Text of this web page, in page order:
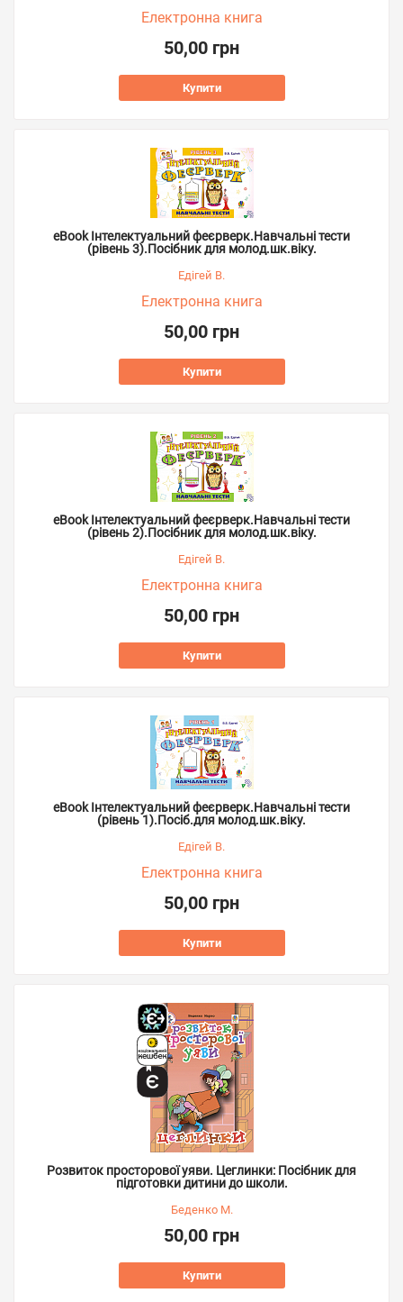
Електронна книга
50,00 грн
Купити
eBook Інтелектуальний феєрверк.Навчальні тести
(рівень 3).Посібник для молод.шк.віку.
Едігей В.
Електронна книга
50,00 грн
Купити
eBook Інтелектуальний феєрверк.Навчальні тести
(рівень 2).Посібник для молод.шк.віку.
Едігей В.
Електронна книга
50,00 грн
Купити
eBook Інтелектуальний феєрверк.Навчальні тести
(рівень 1).Посіб.для молод.шк.віку.
Едігей В.
Електронна книга
50,00 грн
Купити
Розвиток просторової уяви. Цеглинки: Посібник для
підготовки дитини до школи.
Беденко М.
50,00 грн
Купити